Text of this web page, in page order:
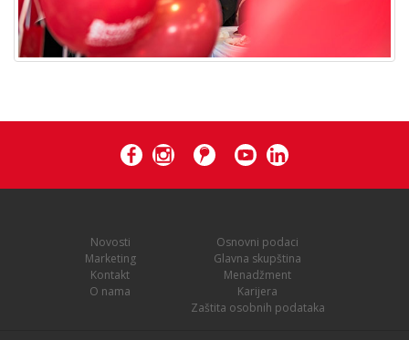
Novosti
Marketing
Kontakt
O nama
Osnovni podaci
Glavna skupština
Menadžment
Karijera
Zaštita osobnih podataka